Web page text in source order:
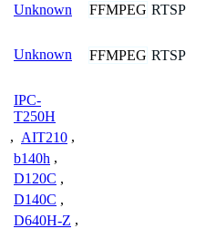
Unknown FFMPEG RTSP
Unknown FFMPEG RTSP
IPC-
T250H
, AIT210 ,
b140h ,
D120C ,
D140C ,
D640H-Z ,